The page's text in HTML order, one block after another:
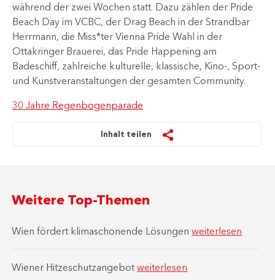
während der zwei Wochen statt. Dazu zählen der Pride
Beach Day im VCBC, der Drag Beach in der Strandbar
Herrmann, die Miss*ter Vienna Pride Wahl in der
Ottakringer Brauerei, das Pride Happening am
Badeschiff, zahlreiche kulturelle, klassische, Kino-, Sport-
und Kunstveranstaltungen der gesamten Community.
30 Jahre Regenbogenparade
Inhalt teilen
Weitere Top-Themen
Wien fördert klimaschonende Lösungenweiterlesen
Wiener Hitzeschutzangebotweiterlesen